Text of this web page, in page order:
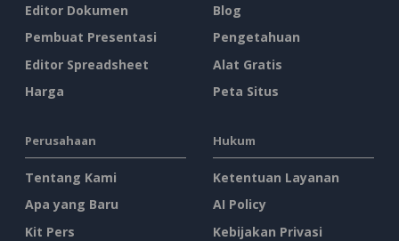
Editor Dokumen
Pembuat Presentasi
Editor Spreadsheet
Harga
Blog
Pengetahuan
Alat Gratis
Peta Situs
Perusahaan
Tentang Kami
Apa yang Baru
Kit Pers
Hukum
Ketentuan Layanan
AI Policy
Kebijakan Privasi